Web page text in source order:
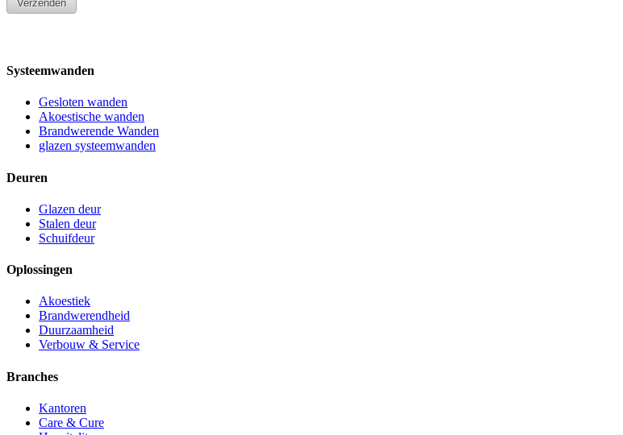
Systeemwanden
Gesloten wanden
Akoestische wanden
Brandwerende Wanden
glazen systeemwanden
Deuren
Glazen deur
Stalen deur
Schuifdeur
Oplossingen
Akoestiek
Brandwerendheid
Duurzaamheid
Verbouw & Service
Branches
Kantoren
Care & Cure